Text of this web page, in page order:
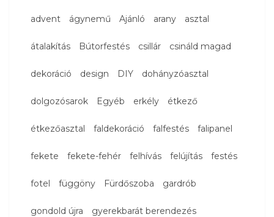
advent ágynemű Ajánló arany asztal
átalakítás Bútorfestés csillár csináld magad
dekoráció design DIY dohányzóasztal
dolgozósarok Egyéb erkély étkező
étkezőasztal faldekoráció falfestés falipanel
fekete fekete-fehér felhívás felújítás festés
fotel függöny Fürdőszoba gardrób
gondold újra gyerekbarát berendezés